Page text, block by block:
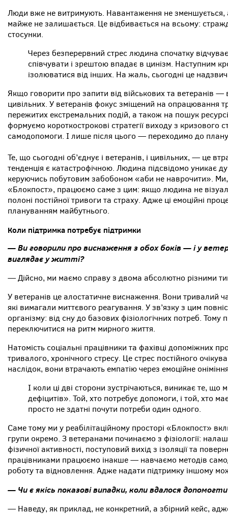
Люди вже не витримують. Навантаження не зменшується,
майже не залишається. Це відбивається на всьому:
стосунки.
Через безперервний стрес людина спочатку
співчувати і зрештою впадає в цинізм. Наступним
ізолюватися від інших. На жаль, сьогодні це
Якщо говорити про запити від військових та ветеранів —
цивільних. У ветеранів фокус зміщений на опрацювання
пережитих екстремальних подій, а також на пошук
формуємо короткострокові стратегії виходу з кризового
самодопомоги. І лише після цього — переходимо до
Те, що сьогодні об’єднує і ветеранів, і цивільних, — це
тенденція є катастрофічною. Людина підсвідомо уникає
керуючись побутовим забобоном «аби не наврочити». Ми,
«Блокпост», працюємо саме з цим: якщо людина не
полоні постійної тривоги та страху. Адже ці емоційні
плануванням майбутнього.
Коли підтримка потребує підтримки
— Ви говорили про виснаження з обох боків — і у
виглядає у житті?
— Дійсно, ми маємо справу з двома абсолютно різними
У ветеранів це алостатичне виснаження. Вони тривалий
які вимагали миттєвого реагування. У зв’язку з цим
організму: від сну до базових фізіологічних потреб.
переключитися на ритм мирного життя.
Натомість соціальні працівники та фахівці допоміжних
тривалого, хронічного стресу. Це стрес постійного
наслідок, вони втрачають емпатію через емоційне
І коли ці дві сторони зустрічаються, виникає те,
дефіцитів». Той, хто потребує допомоги, і той, хто
просто не здатні почути потреби один одного.
Саме тому ми у реабілітаційному просторі «Блокпост»
групи окремо. З ветеранами починаємо з фізіології:
фізичної активності, поступовий вихід з ізоляції та
працівниками працюємо інакше — навчаємо методів
роботу та відновлення. Адже надати підтримку іншому
— Чи є якісь показові випадки, коли вдалося
— Наведу, як приклад, не конкретний, а збірний кейс,